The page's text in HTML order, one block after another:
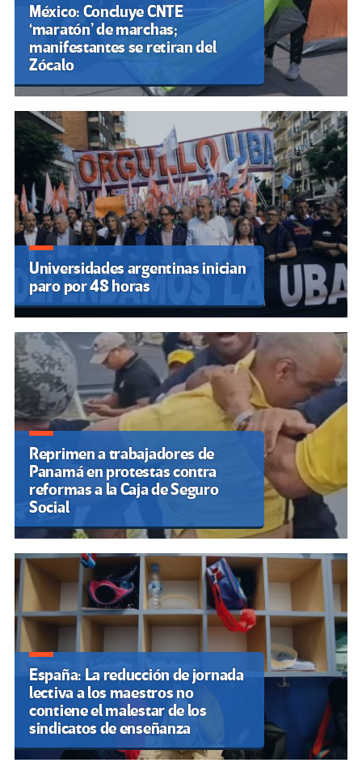
México: Concluye CNTE
‘maratón’ de marchas;
manifestantes se retiran del
Zócalo
Universidades argentinas inician
paro por 48 horas
Reprimen a trabajadores de
Panamá en protestas contra
reformas a la Caja de Seguro
Social
España: La reducción de jornada
lectiva a los maestros no
contiene el malestar de los
sindicatos de enseñanza